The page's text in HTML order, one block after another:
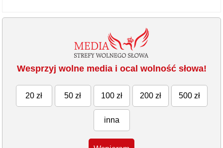
Wesprzyj wolne media i ocal wolność słowa!
20 zł 50 zł 100 zł 200 zł 500 zł
inna